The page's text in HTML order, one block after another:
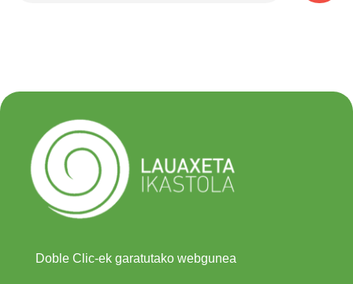
Doble Clic-ek garatutako webgunea